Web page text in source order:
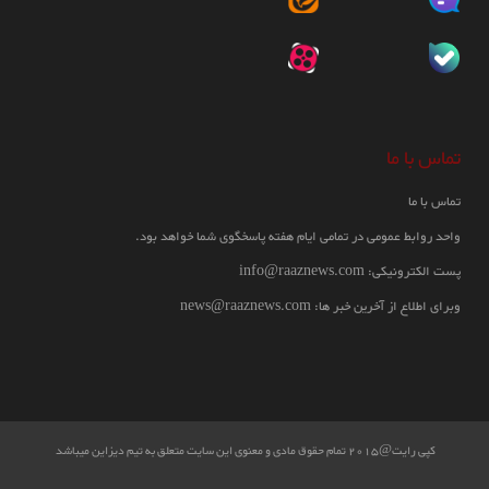
هشدار آمریکا به پاکستان مبنی بر عدم
گسترش روابط با ایران
واشنگتن نسبت به گسترش روابط با ایران به ویژه روابط تجاری و اقتصادی، به
پاکستان هشدار داده و از پاکستان خواسته است توجه خود را بر روی دیگر
بازارهای بین المللی از جمله بازار ایالات متحده متمرکز نماید.
طالبان افغانستان مذاکرات خود را با آمریکا لغو
تماس با ما
تماس با ما
واحد روابط عمومی در تمامی ایام هفته پاسخگوی شما خواهد بود.
پست الکترونیکی: info@raaznews.com
وبرای اطلاع از آخرین خبر ها: news@raaznews.com
کپی رایت@2015 تمام حقوق مادی و معنوی این سایت متعلق به تیم دیزاین میباشد